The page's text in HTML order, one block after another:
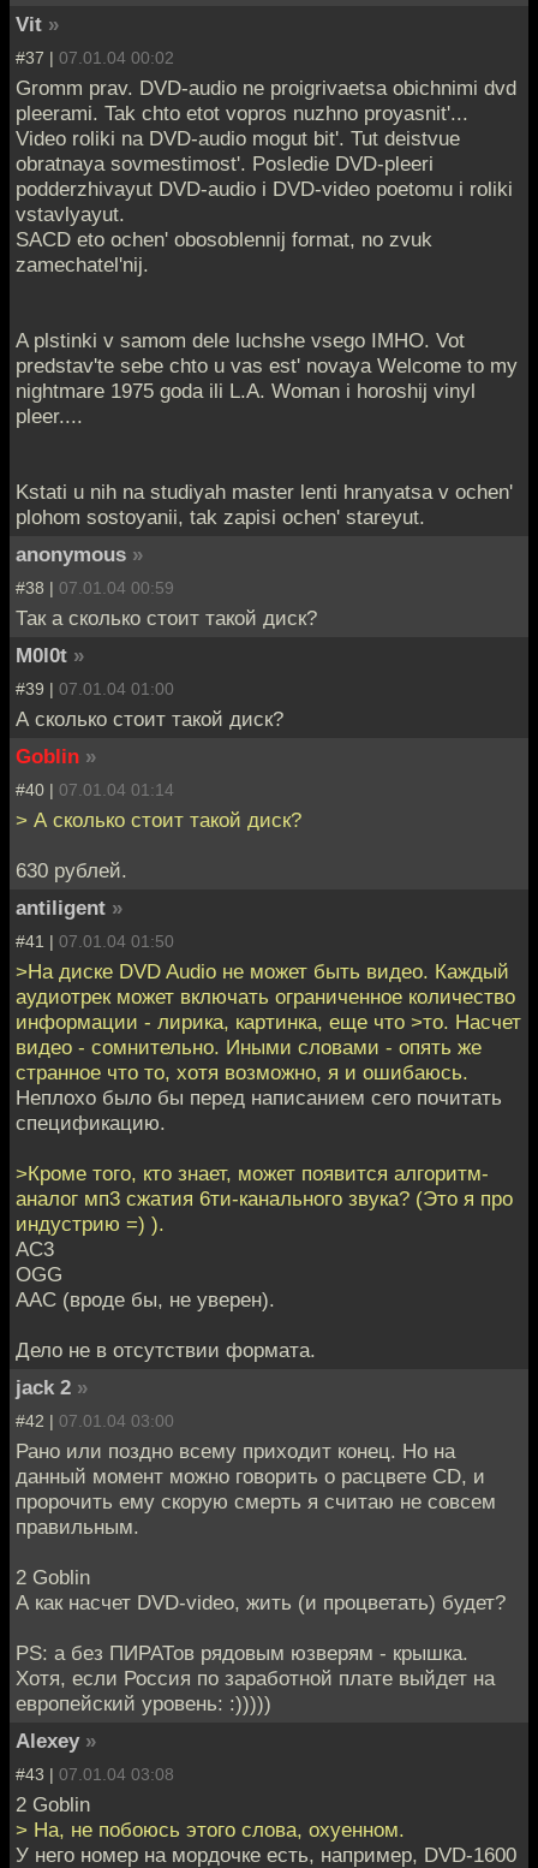
Vit »
#37 | 07.01.04 00:02
Gromm prav. DVD-audio ne proigrivaetsa obichnimi dvd
pleerami. Tak chto etot vopros nuzhno proyasnit'...
Video roliki na DVD-audio mogut bit'. Tut deistvue
obratnaya sovmestimost'. Posledie DVD-pleeri
podderzhivayut DVD-audio i DVD-video poetomu i roliki
vstavlyayut.
SACD eto ochen' obosoblennij format, no zvuk
zamechatel'nij.
A plstinki v samom dele luchshe vsego IMHO. Vot
predstav'te sebe chto u vas est' novaya Welcome to my
nightmare 1975 goda ili L.A. Woman i horoshij vinyl
pleer....
Kstati u nih na studiyah master lenti hranyatsa v ochen'
plohom sostoyanii, tak zapisi ochen' stareyut.
anonymous »
#38 | 07.01.04 00:59
Так а сколько стоит такой диск?
M0l0t »
#39 | 07.01.04 01:00
А сколько стоит такой диск?
Goblin »
#40 | 07.01.04 01:14
> А сколько стоит такой диск?
630 рублей.
antiligent »
#41 | 07.01.04 01:50
>На диске DVD Audio не может быть видео. Каждый
аудиотрек может включать ограниченное количество
информации - лирика, картинка, еще что >то. Насчет
видео - сомнительно. Иными словами - опять же
странное что то, хотя возможно, я и ошибаюсь.
Неплохо было бы перед написанием сего почитать
спецификацию.
>Кроме того, кто знает, может появится алгоритм-
аналог мп3 сжатия 6ти-канального звука? (Это я про
индустрию =) ).
AC3
OGG
AAC (вроде бы, не уверен).
Дело не в отсутствии формата.
jack 2 »
#42 | 07.01.04 03:00
Рано или поздно всему приходит конец. Но на
данный момент можно говорить о расцвете CD, и
пророчить ему скорую смерть я считаю не совсем
правильным.
2 Goblin
А как насчет DVD-video, жить (и процветать) будет?
PS: а без ПИРАТов рядовым юзверям - крышка.
Хотя, если Россия по заработной плате выйдет на
европейский уровень: :)))))
Alexey »
#43 | 07.01.04 03:08
2 Goblin
> На, не побоюсь этого слова, охуенном.
У него номер на мордочке есть, например, DVD-1600